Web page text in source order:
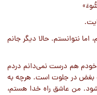
اما نتوانستم. حالا دیگر جانم
هم درست نمی‌دانم دردم
بغض در جلوت است. هرچه به
من عاشق راه خدا هستم،